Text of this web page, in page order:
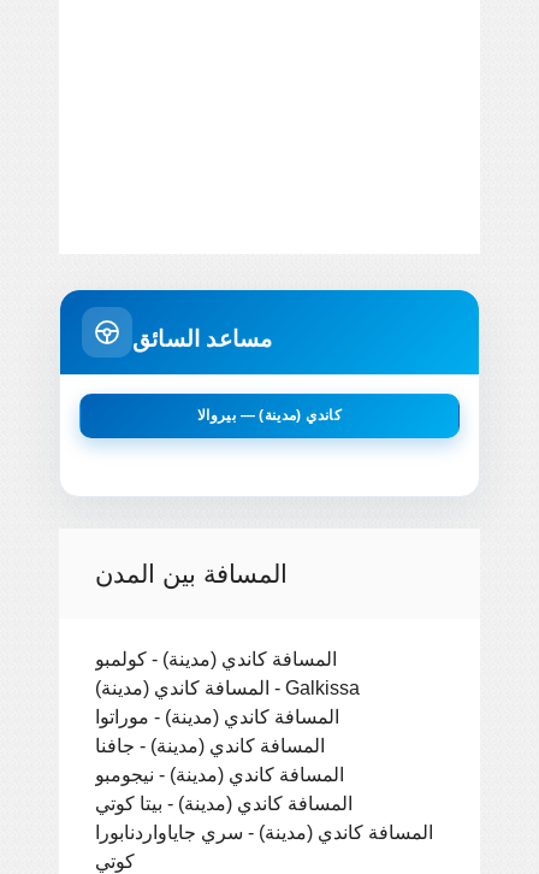
مساعد السائق
كاندي (مدينة) — بيروالا
المسافة بين المدن
المسافة كاندي (مدينة) - كولمبو
المسافة كاندي (مدينة) - Galkissa
المسافة كاندي (مدينة) - موراتوا
المسافة كاندي (مدينة) - جافنا
المسافة كاندي (مدينة) - نيجومبو
المسافة كاندي (مدينة) - بيتا كوتي
المسافة كاندي (مدينة) - سري جاياواردنابورا
كوتي